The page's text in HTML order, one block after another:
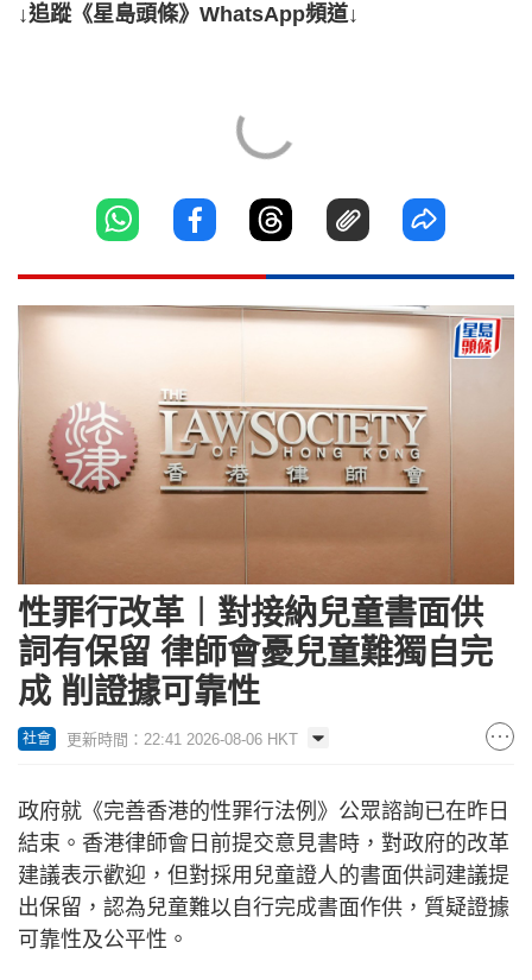
↓追蹤《星島頭條》WhatsApp頻道↓
性罪行改革︱對接納兒童書面供
詞有保留 律師會憂兒童難獨自完
成 削證據可靠性
社會 更新時間：22:41 2026-08-06 HKT
政府就《完善香港的性罪行法例》公眾諮詢已在昨日
結束。香港律師會日前提交意見書時，對政府的改革
建議表示歡迎，但對採用兒童證人的書面供詞建議提
出保留，認為兒童難以自行完成書面作供，質疑證據
可靠性及公平性。